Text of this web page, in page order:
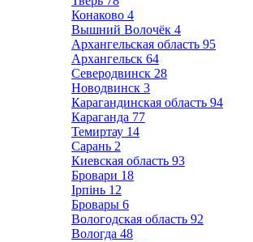
Конаково 4
Вышний Волочёк 4
Архангельская область 95
Архангельск 64
Северодвинск 28
Новодвинск 3
Карагандинская область 94
Караганда 77
Темиртау 14
Сарань 2
Киевская область 93
Бровари 18
Ірпінь 12
Бровары 6
Вологодская область 92
Вологда 48